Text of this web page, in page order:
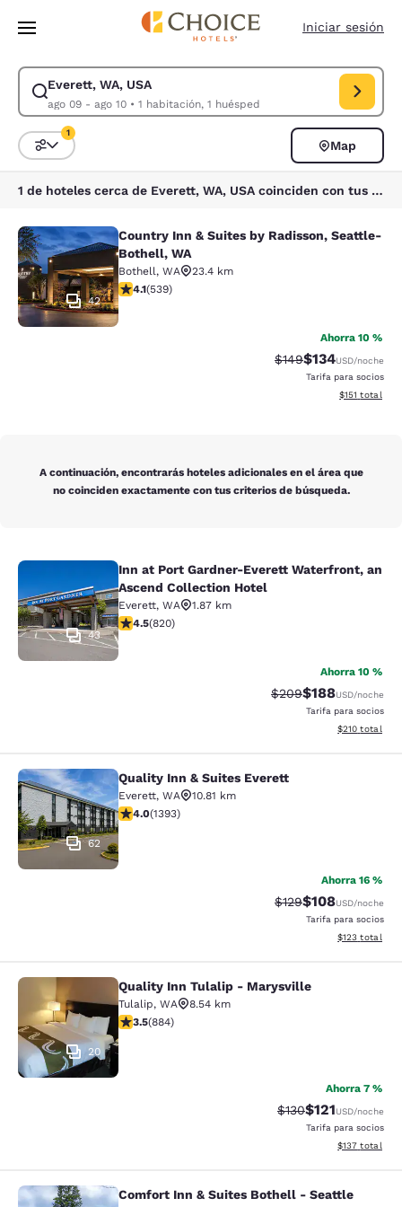
Pasar A Contenido Principal
Iniciar sesión
Everett, WA, USA
ago 09 - ago 10• 1 habitación, 1 huésped
Modificar la búsqueda de Everett, WA, USA. Fecha de check-in ago
Ordenar y filtrar
1
Map
1 de hoteles cerca de Everett, WA, USA coinciden con tus filtros
Country Inn & Suites by Radisson,
42
Country Inn & Suites by Radisson, Seattle-
Bothell, WA
Bothell, WA
23.4 km
calificación de 4.09 estrellas. Muy bueno. 539 reseñas
4.1(539)
Ahorra 10 %
Precio tachado:
$149Precio con
$134USD/noche
Tarifa para socios
Ver detalles
$151 total
A continuación, encontrarás hoteles adicionales en el área que
no coinciden exactamente con tus criterios de búsqueda.
Inn at Port Gardner-Everett
43
Inn at Port Gardner-Everett Waterfront, an
Ascend Collection Hotel
Everett, WA
1.87 km
calificación de 4.49 estrellas. Excelente. 820 reseñas
4.5(820)
Ahorra 10 %
Precio tachado:
$209Precio con
$188USD/noche
Tarifa para socios
Ver detalles
$210 total
Quality Inn & Suites Everett
62
Quality Inn & Suites Everett
Everett, WA
10.81 km
calificación de 3.98 estrellas. Bueno. 1393 reseñas
4.0(1393)
Ahorra 16 %
Precio tachado:
$129Precio con
$108USD/noche
Tarifa para socios
Ver detalles
$123 total
Quality Inn Tulalip - Marysville
20
Quality Inn Tulalip - Marysville
Tulalip, WA
8.54 km
calificación de 3.53 estrellas. Bueno. 884 reseñas
3.5(884)
Ahorra 7 %
Precio tachado:
$130Precio con
$121USD/noche
Tarifa para socios
Ver detalles
$137 total
Comfort Inn & Suites Bothell -
Comfort Inn & Suites Bothell - Seattle